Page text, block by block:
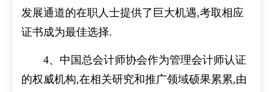
发展通道的在职人士提供了巨大机遇,考取相应
证书成为最佳选择.
4、中国总会计师协会作为管理会计师认证
的权威机构,在相关研究和推广领域硕果累累,由